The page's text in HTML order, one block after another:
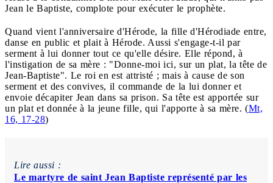
Jean le Baptiste, complote pour exécuter le prophète.
Quand vient l'anniversaire d'Hérode, la fille d'Hérodiade entre,
danse en public et plait à Hérode. Aussi s'engage-t-il par
serment à lui donner tout ce qu'elle désire. Elle répond, à
l'instigation de sa mère : "Donne-moi ici, sur un plat, la tête de
Jean-Baptiste". Le roi en est attristé ; mais à cause de son
serment et des convives, il commande de la lui donner et
envoie décapiter Jean dans sa prison. Sa tête est apportée sur
un plat et donnée à la jeune fille, qui l'apporte à sa mère. (Mt,
16, 17-28)
Lire aussi :
Le martyre de saint Jean Baptiste représenté par les